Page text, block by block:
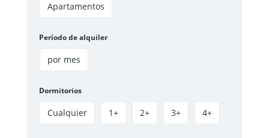
Apartamentos
Período de alquiler
por mes
Dormitorios
Cualquier 1+ 2+ 3+ 4+